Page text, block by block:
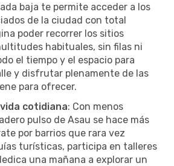
baja te permite acceder a los
de la ciudad con total
poder recorrer los sitios
habituales, sin filas ni
el tiempo y el espacio para
y disfrutar plenamente de las
para ofrecer.
cotidiana: Con menos
pulso de Asau se hace más
por barrios que rara vez
turísticas, participa en talleres
una mañana a explorar un